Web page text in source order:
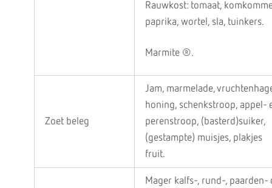
Rauwkost: tomaat,
paprika, wortel, sla, tuinkers.
Marmite ®.
Zoet beleg
Jam, marmelade,
honing, schenkstroop, appel-
perenstroop, (basterd)suiker,
(gestampte) muisjes, plakjes
fruit.
Mager kalfs-, rund-, paarden-